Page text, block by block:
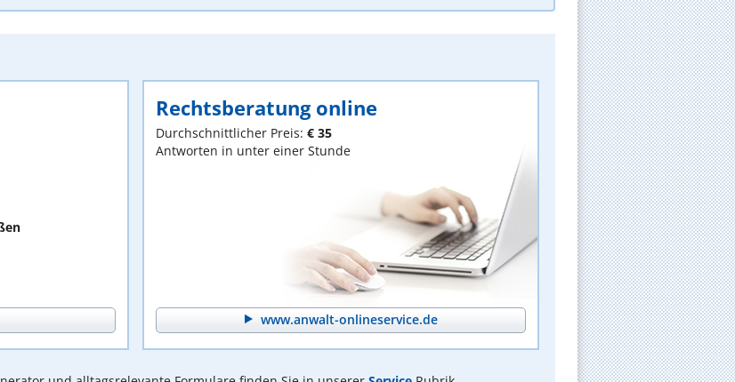
Rechtsberatung online
Durchschnittlicher Preis: € 35
Antworten in unter einer Stunde
www.anwalt-onlineservice.de